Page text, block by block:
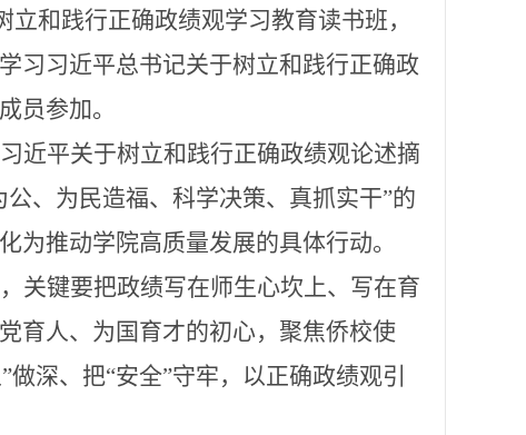
和践行正确政绩观学习教育读书班，
习习近平总书记关于树立和践行正确政
员参加。
近平关于树立和践行正确政绩观论述摘
公、为民造福、科学决策、真抓实干”的
为推动学院高质量发展的具体行动。
关键要把政绩写在师生心坎上、写在育
育人、为国育才的初心，聚焦侨校使
深、把“安全”守牢，以正确政绩观引